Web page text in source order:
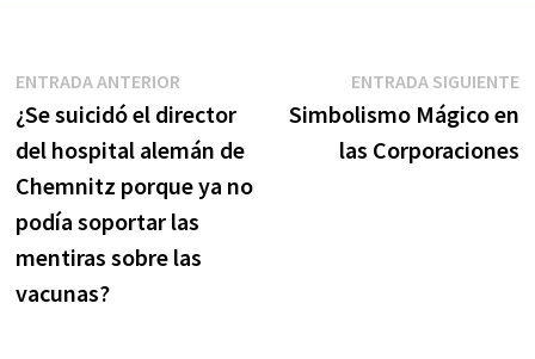
Navegación
de
entradas
ENTRADA ANTERIOREntrada
anterior:
¿Se suicidó el director
del hospital alemán de
Chemnitz porque ya no
podía soportar las
mentiras sobre las
vacunas?
ENTRADA SIGUIENTE
Simbolismo Mágico en
las Corporaciones